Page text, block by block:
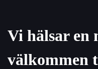
Vi hälsar en
välkommen